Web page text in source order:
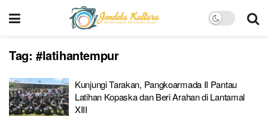
Tag: #latihantempur
Kunjungi Tarakan, Pangkoarmada II Pantau
Latihan Kopaska dan Beri Arahan di Lantamal
XIII